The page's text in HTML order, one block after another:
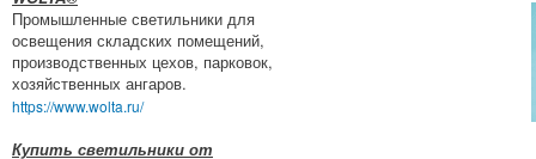
Промышленные светильники для
освещения складских помещений,
производственных цехов, парковок,
хозяйственных ангаров.
https://www.wolta.ru/
Купить светильники от